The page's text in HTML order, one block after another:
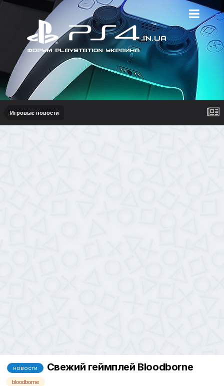
Игровые новости
новости Свежий геймплей Bloodborne
bloodborne